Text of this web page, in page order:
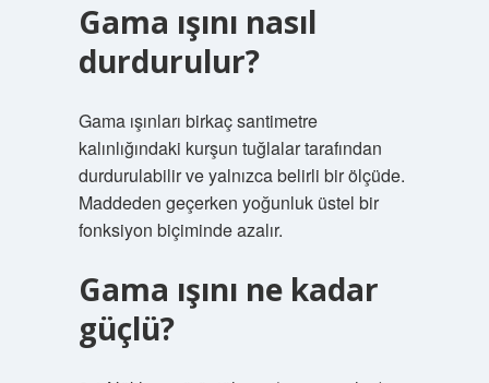
Gama ışını nasıl
durdurulur?
Gama ışınları birkaç santimetre
kalınlığındaki kurşun tuğlalar tarafından
durdurulabilir ve yalnızca belirli bir ölçüde.
Maddeden geçerken yoğunluk üstel bir
fonksiyon biçiminde azalır.
Gama ışını ne kadar
güçlü?